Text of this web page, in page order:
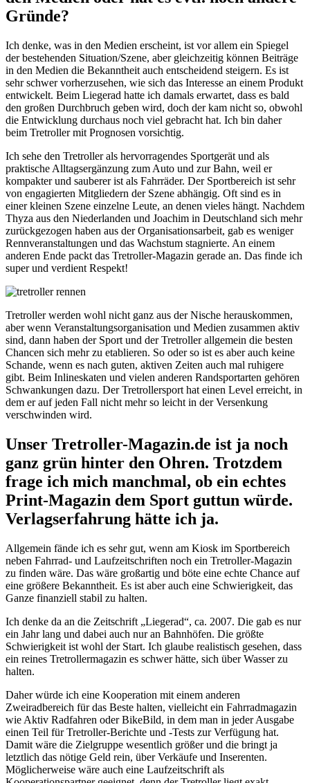
Gründe?
Ich denke, was in den Medien erscheint, ist vor allem ein Spiegel
der bestehenden Situation/Szene, aber gleichzeitig können Beiträge
in den Medien die Bekanntheit auch entscheidend steigern. Es ist
sehr schwer vorherzusehen, wie sich das Interesse an einem Produkt
entwickelt. Beim Liegerad hatte ich damals erwartet, dass es bald
den großen Durchbruch geben wird, doch der kam nicht so, obwohl
die Entwicklung durchaus noch viel gebracht hat. Ich bin daher
beim Tretroller mit Prognosen vorsichtig.
Ich sehe den Tretroller als hervorragendes Sportgerät und als
praktische Alltagsergänzung zum Auto und zur Bahn, weil er
kompakter und sauberer ist als Fahrräder. Der Sportbereich ist sehr
von engagierten Mitgliedern der Szene abhängig. Oft sind es in
einer kleinen Szene einzelne Leute, an denen vieles hängt. Nachdem
Thyza aus den Niederlanden und Joachim in Deutschland sich mehr
zurückgezogen haben aus der Organisationsarbeit, gab es weniger
Rennveranstaltungen und das Wachstum stagnierte. An einem
anderen Ende packt das Tretroller-Magazin gerade an. Das finde ich
super und verdient Respekt!
Tretroller werden wohl nicht ganz aus der Nische herauskommen,
aber wenn Veranstaltungsorganisation und Medien zusammen aktiv
sind, dann haben der Sport und der Tretroller allgemein die besten
Chancen sich mehr zu etablieren. So oder so ist es aber auch keine
Schande, wenn es nach guten, aktiven Zeiten auch mal ruhigere
gibt. Beim Inlineskaten und vielen anderen Randsportarten gehören
Schwankungen dazu. Der Tretrollersport hat einen Level erreicht, in
dem er auf jeden Fall nicht mehr so leicht in der Versenkung
verschwinden wird.
Unser Tretroller-Magazin.de ist ja noch
ganz grün hinter den Ohren. Trotzdem
frage ich mich manchmal, ob ein echtes
Print-Magazin dem Sport guttun würde.
Verlagserfahrung hätte ich ja.
Allgemein fände ich es sehr gut, wenn am Kiosk im Sportbereich
neben Fahrrad- und Laufzeitschriften noch ein Tretroller-Magazin
zu finden wäre. Das wäre großartig und böte eine echte Chance auf
eine größere Bekanntheit. Es ist aber auch eine Schwierigkeit, das
Ganze finanziell stabil zu halten.
Ich denke da an die Zeitschrift „Liegerad“, ca. 2007. Die gab es nur
ein Jahr lang und dabei auch nur an Bahnhöfen. Die größte
Schwierigkeit ist wohl der Start. Ich glaube realistisch gesehen, dass
ein reines Tretrollermagazin es schwer hätte, sich über Wasser zu
halten.
Daher würde ich eine Kooperation mit einem anderen
Zweiradbereich für das Beste halten, vielleicht ein Fahrradmagazin
wie Aktiv Radfahren oder BikeBild, in dem man in jeder Ausgabe
einen Teil für Tretroller-Berichte und -Tests zur Verfügung hat.
Damit wäre die Zielgruppe wesentlich größer und die bringt ja
letztlich das nötige Geld rein, über Verkäufe und Inserenten.
Möglicherweise wäre auch eine Laufzeitschrift als